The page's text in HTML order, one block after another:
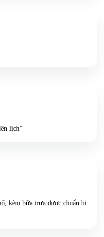
lịch”
kèm bữa trưa được chuẩn bị